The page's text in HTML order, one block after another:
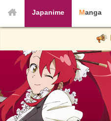
Japanime Manga